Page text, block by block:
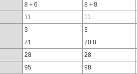
8＋6 8＋8
11 11
3 3
71 70.8
28 28
95 98